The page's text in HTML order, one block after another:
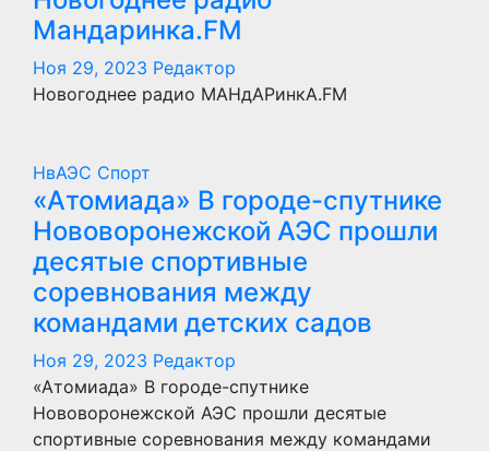
Мандаринка.FM
Ноя 29, 2023 Редактор
Новогоднее радио МАНдАРинкА.FM
НвАЭС Спорт
«Атомиада» В городе-спутнике
Нововоронежской АЭС прошли
десятые спортивные
соревнования между
командами детских садов
Ноя 29, 2023 Редактор
«Атомиада» В городе-спутнике
Нововоронежской АЭС прошли десятые
спортивные соревнования между командами